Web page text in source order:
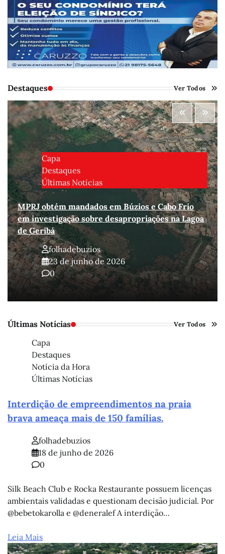
Destaques Ver Todos
Capa
Destaques
Últimas Notícias
MPRJ obtém mandados em Búzios e Cabo Frio
em investigação sobre desapropriações na Lagoa
de Geribá
folhadebuzios
23 de junho de 2026
0
Últimas Notícias Ver Todos
Capa
Destaques
Notícia da Hora
Últimas Notícias
Interdição de empreendimentos na praia
brava ameaça mais de 150 famílias.
folhadebuzios
18 de junho de 2026
0
Silk Beach Club e Rocka Restaurante possuem licenças
ambientais validadas e questionam decisão judicial. Por
@bebetokarolla e @deneralef A interdição…
Leia Mais